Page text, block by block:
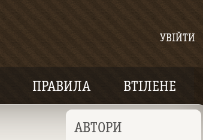
УВІЙТИ
ПРАВИЛА ВТІЛЕНЕ
АВТОРИ